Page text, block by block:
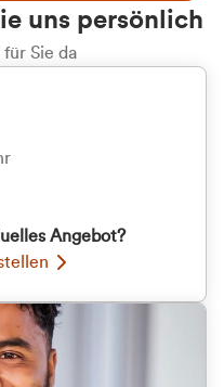
und Anzeigen
für soziale Medien
auf unsere
uns persönlich
Sie da
Angebot?